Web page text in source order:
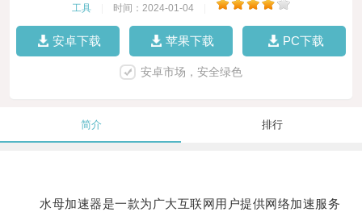
工具 时间：2024-01-04
安卓下载 苹果下载 PC下载
安卓市场，安全绿色
简介 排行
水母加速器是一款为广大互联网用户提供网络加速服务